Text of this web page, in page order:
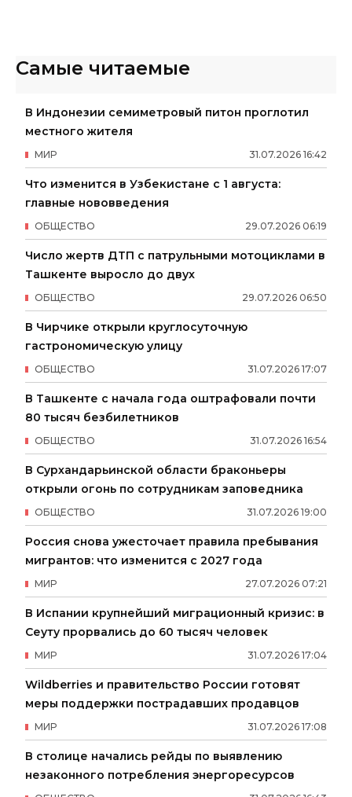
Самые читаемые
В Индонезии семиметровый питон проглотил
местного жителя
31.07.2026 16:42
МИР
Что изменится в Узбекистане с 1 августа:
главные нововведения
29.07.2026 06:19
ОБЩЕСТВО
Число жертв ДТП с патрульными мотоциклами в
Ташкенте выросло до двух
29.07.2026 06:50
ОБЩЕСТВО
В Чирчике открыли круглосуточную
гастрономическую улицу
31.07.2026 17:07
ОБЩЕСТВО
В Ташкенте с начала года оштрафовали почти
80 тысяч безбилетников
31.07.2026 16:54
ОБЩЕСТВО
В Сурхандарьинской области браконьеры
открыли огонь по сотрудникам заповедника
31.07.2026 19:00
ОБЩЕСТВО
Россия снова ужесточает правила пребывания
мигрантов: что изменится с 2027 года
27.07.2026 07:21
МИР
В Испании крупнейший миграционный кризис: в
Сеуту прорвались до 60 тысяч человек
31.07.2026 17:04
МИР
Wildberries и правительство России готовят
меры поддержки пострадавших продавцов
31.07.2026 17:08
МИР
В столице начались рейды по выявлению
незаконного потребления энергоресурсов